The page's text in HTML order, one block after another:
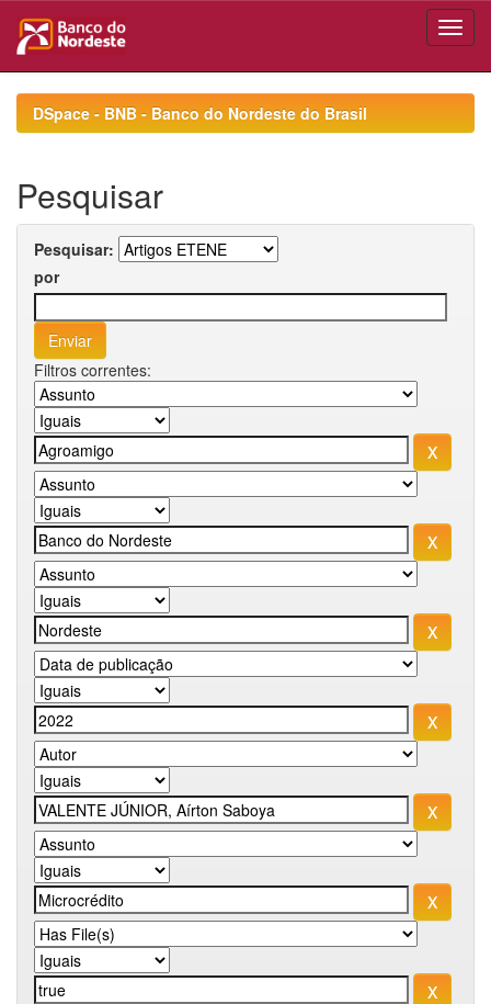
navigationDSpace - BNB - Banco do Nordeste do Brasil
Pesquisar
Pesquisar:
por
Filtros correntes: